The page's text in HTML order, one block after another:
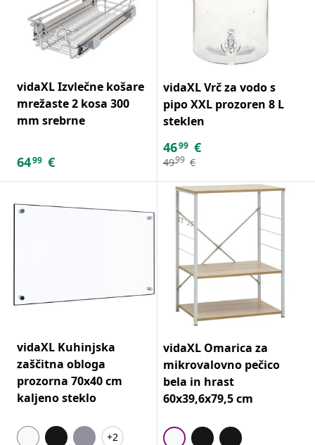
vidaXL Izvlečne košare
mrežaste 2 kosa 300
mm srebrne
6499 €
vidaXL Vrč za vodo s
pipo XXL prozoren 8 L
steklen
4699 €
4999 €
vidaXL Kuhinjska
zaščitna obloga
prozorna 70x40 cm
kaljeno steklo
+2
vidaXL Omarica za
mikrovalovno pečico
bela in hrast
60x39,6x79,5 cm